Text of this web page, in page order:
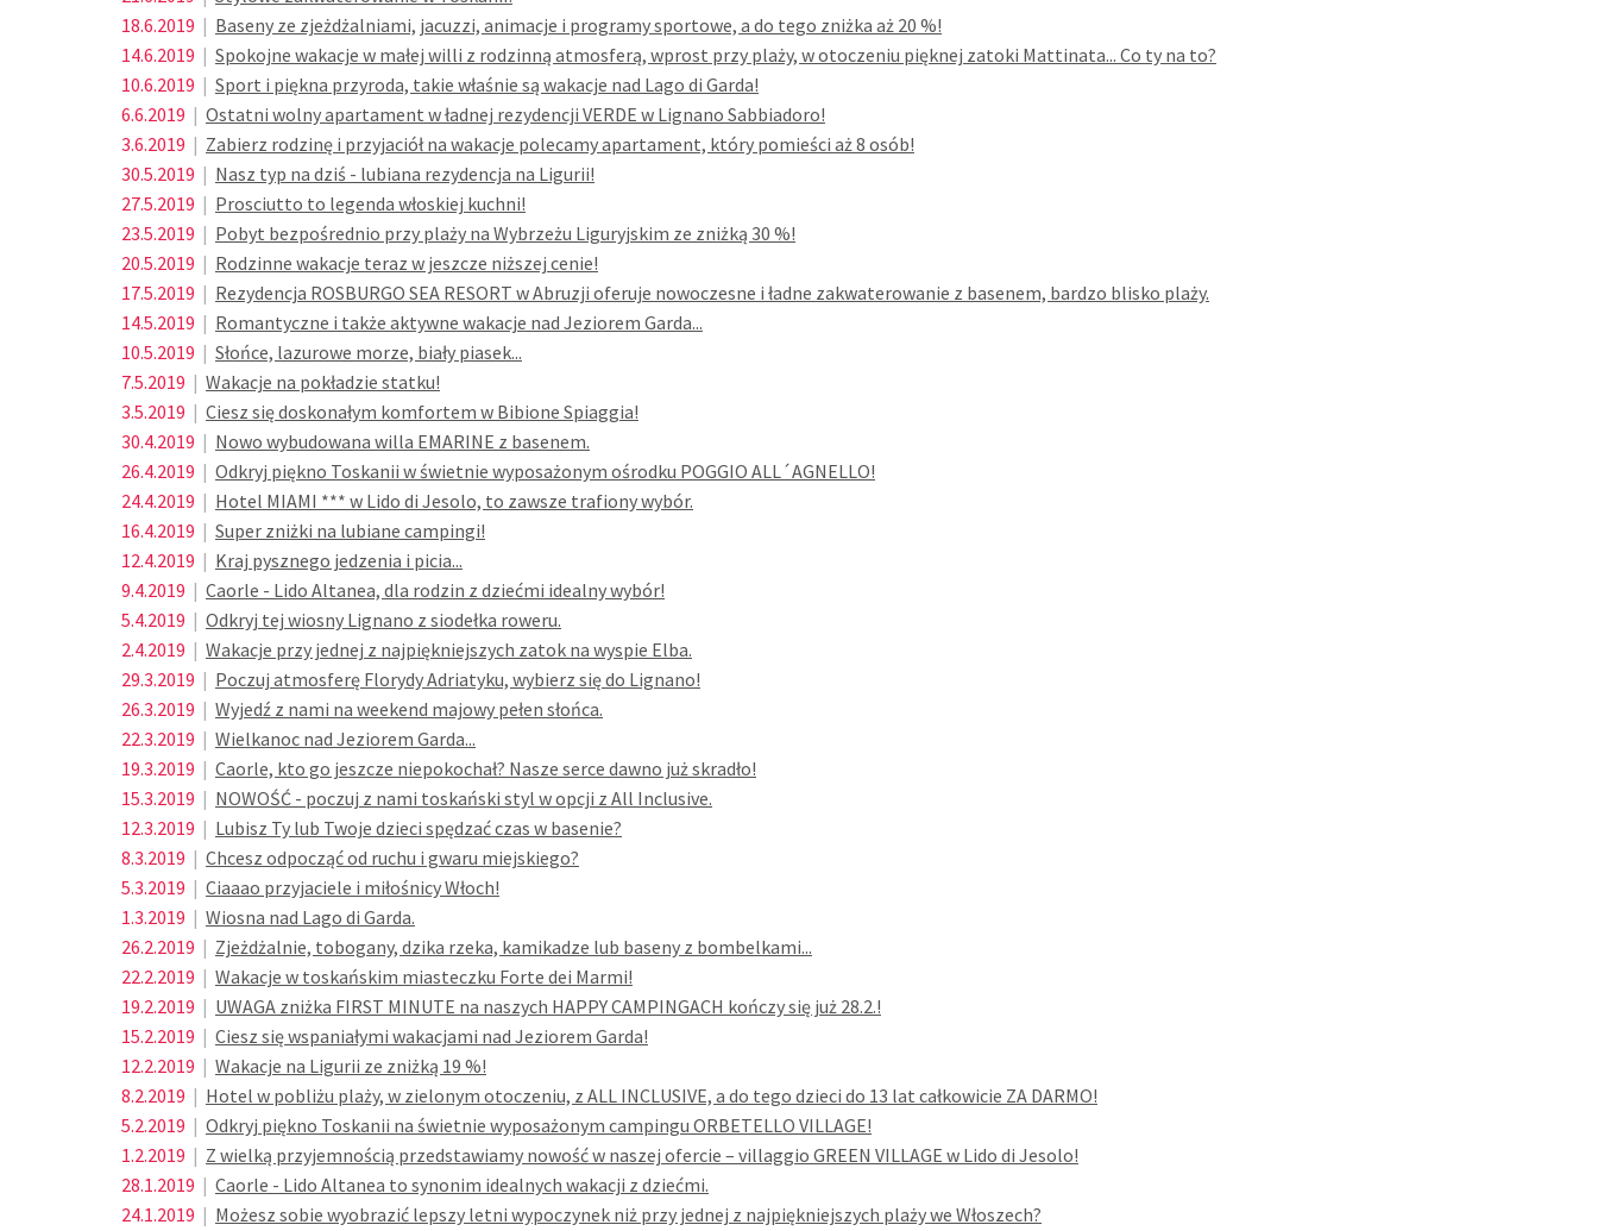
18.6.2019 | Baseny ze zjeżdżalniami, jacuzzi, animacje i programy sportowe, a do tego zniżka aż 20 %!
14.6.2019 | Spokojne wakacje w małej willi z rodzinną atmosferą, wprost przy plaży, w otoczeniu pięknej zatoki Mattinata... Co ty na to?
10.6.2019 | Sport i piękna przyroda, takie właśnie są wakacje nad Lago di Garda!
6.6.2019 | Ostatni wolny apartament w ładnej rezydencji VERDE w Lignano Sabbiadoro!
3.6.2019 | Zabierz rodzinę i przyjaciół na wakacje polecamy apartament, który pomieści aż 8 osób!
30.5.2019 | Nasz typ na dziś - lubiana rezydencja na Ligurii!
27.5.2019 | Prosciutto to legenda włoskiej kuchni!
23.5.2019 | Pobyt bezpośrednio przy plaży na Wybrzeżu Liguryjskim ze zniżką 30 %!
20.5.2019 | Rodzinne wakacje teraz w jeszcze niższej cenie!
17.5.2019 | Rezydencja ROSBURGO SEA RESORT w Abruzji oferuje nowoczesne i ładne zakwaterowanie z basenem, bardzo blisko plaży.
14.5.2019 | Romantyczne i także aktywne wakacje nad Jeziorem Garda...
10.5.2019 | Słońce, lazurowe morze, biały piasek...
7.5.2019 | Wakacje na pokładzie statku!
3.5.2019 | Ciesz się doskonałym komfortem w Bibione Spiaggia!
30.4.2019 | Nowo wybudowana willa EMARINE z basenem.
26.4.2019 | Odkryj piękno Toskanii w świetnie wyposażonym ośrodku POGGIO ALL´AGNELLO!
24.4.2019 | Hotel MIAMI *** w Lido di Jesolo, to zawsze trafiony wybór.
16.4.2019 | Super zniżki na lubiane campingi!
12.4.2019 | Kraj pysznego jedzenia i picia...
9.4.2019 | Caorle - Lido Altanea, dla rodzin z dziećmi idealny wybór!
5.4.2019 | Odkryj tej wiosny Lignano z siodełka roweru.
2.4.2019 | Wakacje przy jednej z najpiękniejszych zatok na wyspie Elba.
29.3.2019 | Poczuj atmosferę Florydy Adriatyku, wybierz się do Lignano!
26.3.2019 | Wyjedź z nami na weekend majowy pełen słońca.
22.3.2019 | Wielkanoc nad Jeziorem Garda...
19.3.2019 | Caorle, kto go jeszcze niepokochał? Nasze serce dawno już skradło!
15.3.2019 | NOWOŚĆ - poczuj z nami toskański styl w opcji z All Inclusive.
12.3.2019 | Lubisz Ty lub Twoje dzieci spędzać czas w basenie?
8.3.2019 | Chcesz odpocząć od ruchu i gwaru miejskiego?
5.3.2019 | Ciaaao przyjaciele i miłośnicy Włoch!
1.3.2019 | Wiosna nad Lago di Garda.
26.2.2019 | Zjeżdżalnie, tobogany, dzika rzeka, kamikadze lub baseny z bombelkami...
22.2.2019 | Wakacje w toskańskim miasteczku Forte dei Marmi!
19.2.2019 | UWAGA zniżka FIRST MINUTE na naszych HAPPY CAMPINGACH kończy się już 28.2.!
15.2.2019 | Ciesz się wspaniałymi wakacjami nad Jeziorem Garda!
12.2.2019 | Wakacje na Ligurii ze zniżką 19 %!
8.2.2019 | Hotel w pobliżu plaży, w zielonym otoczeniu, z ALL INCLUSIVE, a do tego dzieci do 13 lat całkowicie ZA DARMO!
5.2.2019 | Odkryj piękno Toskanii na świetnie wyposażonym campingu ORBETELLO VILLAGE!
1.2.2019 | Z wielką przyjemnością przedstawiamy nowość w naszej ofercie – villaggio GREEN VILLAGE w Lido di Jesolo!
28.1.2019 | Caorle - Lido Altanea to synonim idealnych wakacji z dziećmi.
24.1.2019 | Możesz sobie wyobrazić lepszy letni wypoczynek niż przy jednej z najpiękniejszych plaży we Włoszech?